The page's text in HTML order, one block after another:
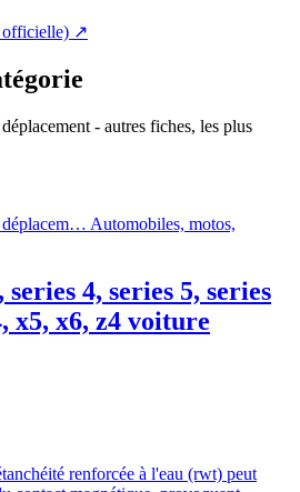
officielle) ↗
- autres fiches, les plus
déplacem… Automobiles, motos,
series 4, series 5, series
x5, x6, z4 voiture
renforcée à l'eau (rwt) peut